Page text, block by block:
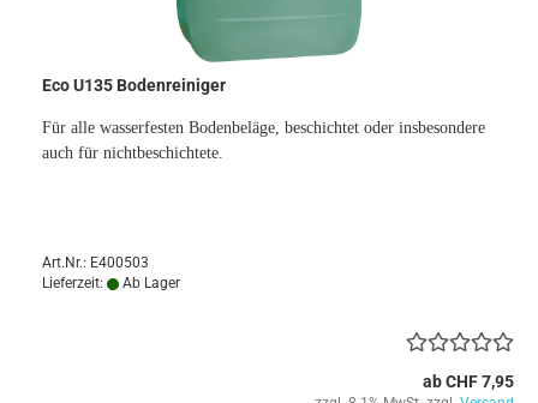
Eco U135 Bodenreiniger
Für alle wasserfesten Bodenbeläge, beschichtet oder insbesondere
auch für nichtbeschichtete.
Art.Nr.: E400503
Lieferzeit:
Ab Lager
ab CHF 7,95